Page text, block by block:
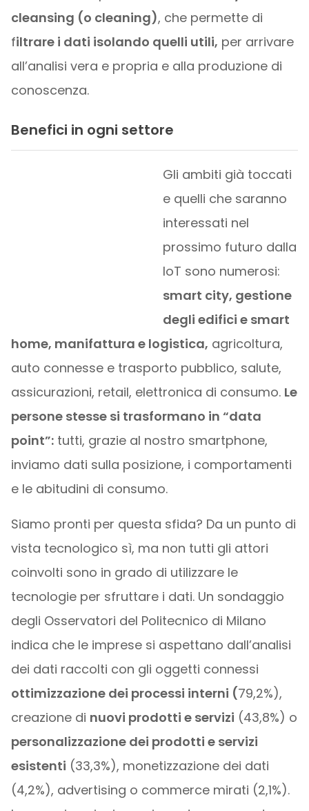
cleansing (o cleaning), che permette di
filtrare i dati isolando quelli utili, per arrivare
all’analisi vera e propria e alla produzione di
conoscenza.
Benefici in ogni settore
Gli ambiti già toccati
e quelli che saranno
interessati nel
prossimo futuro dalla
IoT sono numerosi:
smart city, gestione
degli edifici e smart
home, manifattura e logistica, agricoltura,
auto connesse e trasporto pubblico, salute,
assicurazioni, retail, elettronica di consumo. Le
persone stesse si trasformano in “data
point”:tutti, grazie al nostro smartphone,
inviamo dati sulla posizione, i comportamenti
e le abitudini di consumo.
Siamo pronti per questa sfida? Da un punto di
vista tecnologico sì, ma non tutti gli attori
coinvolti sono in grado di utilizzare le
tecnologie per sfruttare i dati. Un sondaggio
degli Osservatori del Politecnico di Milano
indica che le imprese si aspettano dall’analisi
dei dati raccolti con gli oggetti connessi
ottimizzazione dei processi interni (79,2%),
creazione di nuovi prodotti e servizi (43,8%) o
personalizzazione dei prodotti e servizi
esistenti (33,3%), monetizzazione dei dati
(4,2%), advertising o commerce mirati (2,1%).